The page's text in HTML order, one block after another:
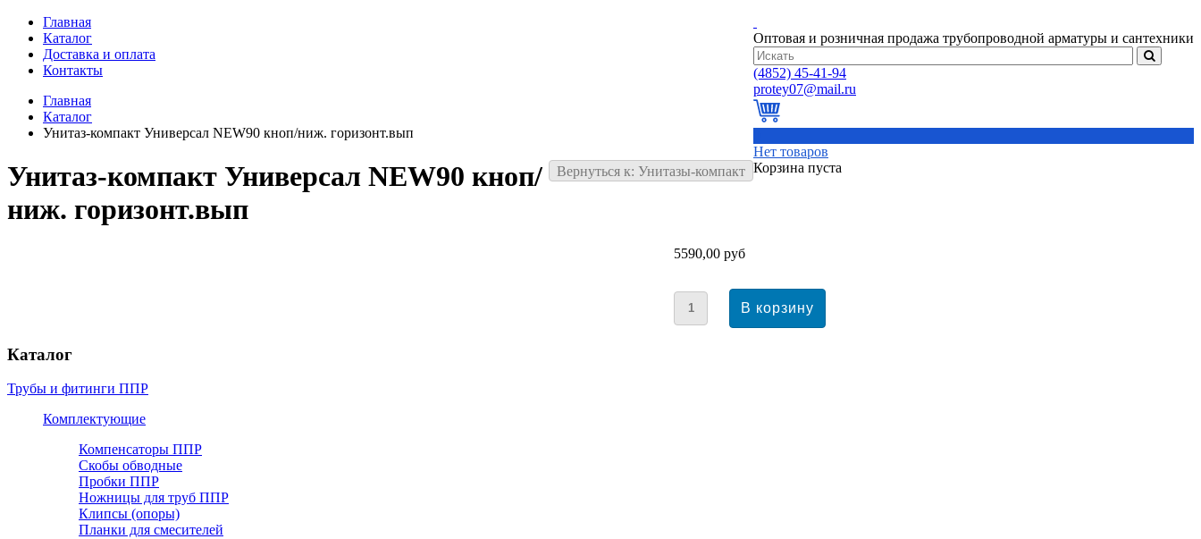
Оптовая и розничная продажа трубопроводной арматуры и сантехники
(4852) 45-41-94
Нет товаров
Корзина пуста
Главная
Каталог
Доставка и оплата
Контакты
Главная
Каталог
Унитаз-компакт Универсал NEW90 кноп/ниж. горизонт.вып
Вернуться к: Унитазы-компакт
Унитаз-компакт Универсал NEW90 кноп/
ниж. горизонт.вып
5590,00 руб
Каталог
Трубы и фитинги ППР
Комплектующие
Компенсаторы ППР
Скобы обводные
Пробки ППР
Ножницы для труб ППР
Клипсы (опоры)
Планки для смесителей